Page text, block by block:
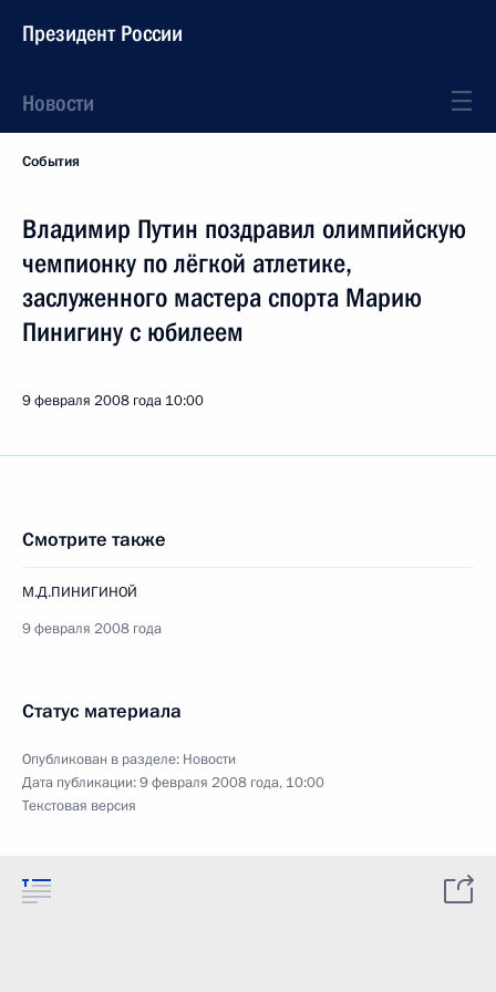
Президент России
Новости
События
Владимир Путин поздравил олимпийскую
чемпионку по лёгкой атлетике,
заслуженного мастера спорта Марию
Пинигину с юбилеем
9 февраля 2008 года 10:00
Смотрите также
М.Д.ПИНИГИНОЙ
9 февраля 2008 года
Статус материала
Опубликован в разделе: Новости
Дата публикации:9 февраля 2008 года, 10:00
Текстовая версия